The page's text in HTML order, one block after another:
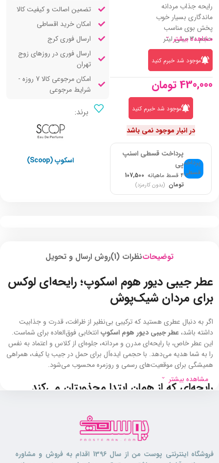
رایحه جذاب مردانه
ماندگاری بسیار خوب
پخش بوی مناسب
حجم 30 میلی لیتر
مشاهده بیشتر
موجود شد خبرم کنید
430,000 تومان
موجود شد خبرم کنید
در انبار موجود نمی باشد
پرداخت قسطی اسنپ
پی
۴ قسط ماهیانه
107,500
تومان (بدون کارمزد)
تضمین اصالت و کیفیت کالا
امکان خرید اقساطی
ارسال فوری کرج
ارسال فوری در روزهای زوج
تهران
امکان مرجوعی کالا 7 روزه -
شرایط مرجوعی
برند:
اسکوپ (Scoop)
توضیحاتنظرات (1) روش ارسال و تحویل
عطر جیبی دیور هوم اسکوپ؛ رایحه‌ای لوکس
برای مردان شیک‌پوش
اگر به دنبال عطری هستید که ترکیبی بی‌نظیر از ظرافت، قدرت و جذابیت
داشته باشد، عطر جیبی دیور هوم اسکوپ انتخابی فوق‌العاده برای شماست.
این عطر خاص، با رایحه‌ای مدرن و مردانه، جلوه‌ای از کلاس و اعتماد به نفس
را به شما هدیه می‌دهد. با حجمی ایده‌آل برای حمل در جیب یا کیف، همراهی
همیشگی برای موقعیت‌های رسمی و روزمره محسوب می‌شود.
رایحه‌ای که از همان ابتدا مجذوبتان می‌کند
آغاز می‌شود. این ترکیب، حسی خنک و انرژی‌بخش را به
شما منتقل می‌کند و باعث می‌شود از همان لحظه‌ی اول، شادابی و سرزندگی را
، با طراوت مرکباتی خود، باعث درخشش این عطر در اولین
لحظات استفاده می‌شود، در حالی کهاسطوخودوس، با رایحه‌ای آرامش‌بخش
مشاهده بیشتر
فروشگاه اینترنتی پوست من از سال 1396 اقدام به فروش و مشاوره